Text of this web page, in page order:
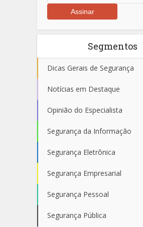
Segmentos
Dicas Gerais de Segurança
Notícias em Destaque
Opinião do Especialista
Segurança da Informação
Segurança Eletrônica
Segurança Empresarial
Segurança Pessoal
Segurança Pública